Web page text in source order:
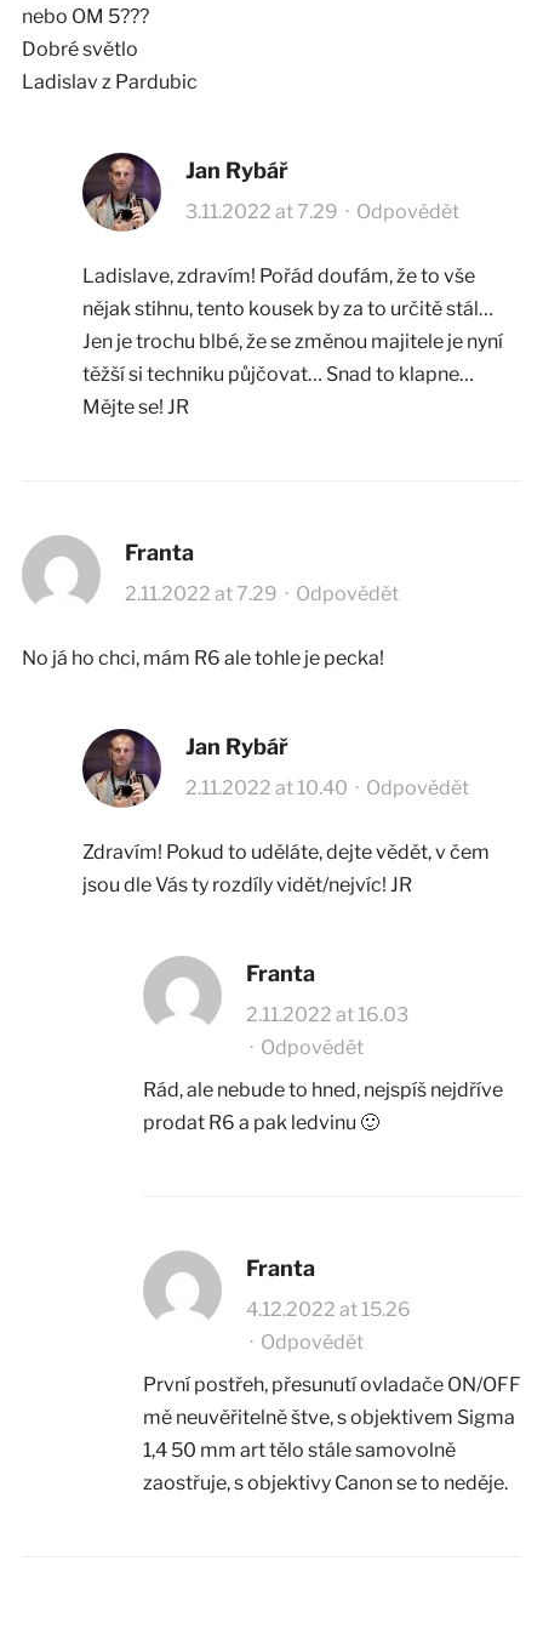
nebo OM 5???
Dobré světlo
Ladislav z Pardubic
Jan Rybář
3.11.2022 at 7.29 · Odpovědět
Ladislave, zdravím! Pořád doufám, že to vše
nějak stihnu, tento kousek by za to určitě stál…
Jen je trochu blbé, že se změnou majitele je nyní
těžší si techniku půjčovat… Snad to klapne…
Mějte se! JR
Franta
2.11.2022 at 7.29 · Odpovědět
No já ho chci, mám R6 ale tohle je pecka!
Jan Rybář
2.11.2022 at 10.40 · Odpovědět
Zdravím! Pokud to uděláte, dejte vědět, v čem
jsou dle Vás ty rozdíly vidět/nejvíc! JR
Franta
2.11.2022 at 16.03
· Odpovědět
Rád, ale nebude to hned, nejspíš nejdříve
prodat R6 a pak ledvinu 🙂
Franta
4.12.2022 at 15.26
· Odpovědět
První postřeh, přesunutí ovladače ON/OFF
mě neuvěřitelně štve, s objektivem Sigma
1,4 50 mm art tělo stále samovolně
zaostřuje, s objektivy Canon se to neděje.